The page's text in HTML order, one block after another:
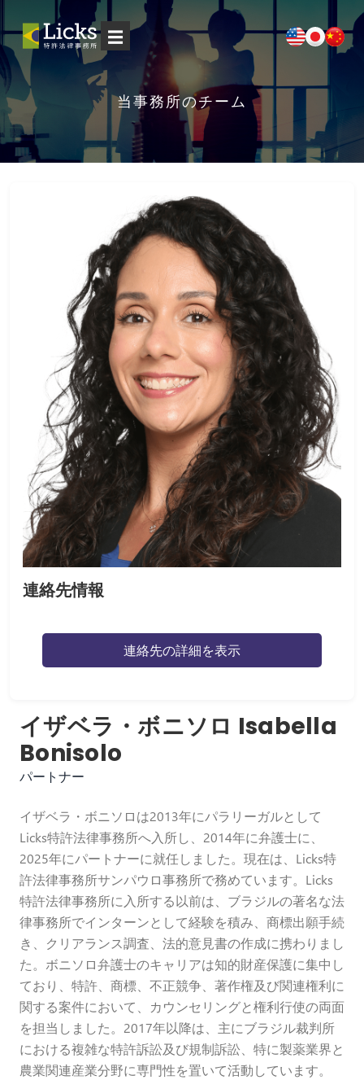
☰
当事務所のチーム
連絡先情報
連絡先の詳細を表示
イザベラ・ボニソロ Isabella
Bonisolo
パートナー
イザベラ・ボニソロは2013年にパラリーガルとして
Licks特許法律事務所へ入所し、2014年に弁護士に、
2025年にパートナーに就任しました。現在は、Licks特
許法律事務所サンパウロ事務所で務めています。Licks
特許法律事務所に入所する以前は、ブラジルの著名な法
律事務所でインターンとして経験を積み、商標出願手続
き、クリアランス調査、法的意見書の作成に携わりまし
た。ボニソロ弁護士のキャリアは知的財産保護に集中し
ており、特許、商標、不正競争、著作権及び関連権利に
関する案件において、カウンセリングと権利行使の両面
を担当しました。2017年以降は、主にブラジル裁判所
における複雑な特許訴訟及び規制訴訟、特に製薬業界と
農業関連産業分野に専門性を置いて活動しています。